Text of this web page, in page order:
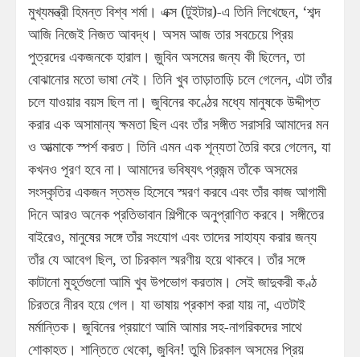
মুখ্যমন্ত্রী হিমন্ত বিশ্ব শর্মা। এক্স (টুইটার)-এ তিনি লিখেছেন, ‘শব্দ
আজি নিজেই নিজত আবদ্ধ। অসম আজ তার সবচেয়ে প্রিয়
পুত্রদের একজনকে হারাল। জ়ুবিন অসমের জন্য কী ছিলেন, তা
বোঝানোর মতো ভাষা নেই। তিনি খুব তাড়াতাড়ি চলে গেলেন, এটা তাঁর
চলে যাওয়ার বয়স ছিল না। জুবিনের কণ্ঠের মধ্যে মানুষকে উদ্দীপ্ত
করার এক অসামান্য ক্ষমতা ছিল এবং তাঁর সঙ্গীত সরাসরি আমাদের মন
ও আত্মাকে স্পর্শ করত। তিনি এমন এক শূন্যতা তৈরি করে গেলেন, যা
কখনও পূরণ হবে না। আমাদের ভবিষ্যৎ প্রজন্ম তাঁকে অসমের
সংস্কৃতির একজন স্তম্ভ হিসেবে স্মরণ করবে এবং তাঁর কাজ আগামী
দিনে আরও অনেক প্রতিভাবান শিল্পীকে অনুপ্রাণিত করবে। সঙ্গীতের
বাইরেও, মানুষের সঙ্গে তাঁর সংযোগ এবং তাদের সাহায্য করার জন্য
তাঁর যে আবেগ ছিল, তা চিরকাল স্মরণীয় হয়ে থাকবে। তাঁর সঙ্গে
কাটানো মুহূর্তগুলো আমি খুব উপভোগ করতাম। সেই জাদুকরী কণ্ঠ
চিরতরে নীরব হয়ে গেল। যা ভাষায় প্রকাশ করা যায় না, এতটাই
মর্মান্তিক। জুবিনের প্রয়াণে আমি আমার সহ-নাগরিকদের সাথে
শোকাহত। শান্তিতে থেকো, জুবিন! তুমি চিরকাল অসমের প্রিয়